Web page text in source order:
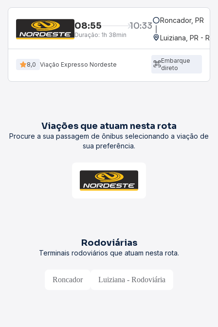
08:55 10:33
Duração: 1h 38min
Roncador, PR
Luiziana, PR -
8,0 Viação Expresso Nordeste
Embarque
direto
Viações que atuam nesta rota
Procure a sua passagem de ônibus selecionando a viação de
sua preferência.
Rodoviárias
Terminais rodoviários que atuam nesta rota.
Roncador Luiziana - Rodoviária